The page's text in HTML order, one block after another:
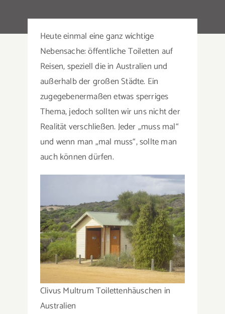
Heute einmal eine ganz wichtige
Nebensache: öffentliche Toiletten auf
Reisen, speziell die in Australien und
außerhalb der großen Städte. Ein
zugegebenermaßen etwas sperriges
Thema, jedoch sollten wir uns nicht der
Realität verschließen. Jeder „muss mal“
und wenn man „mal muss“, sollte man
auch können dürfen.
Clivus Multrum Toilettenhäuschen in
Australien